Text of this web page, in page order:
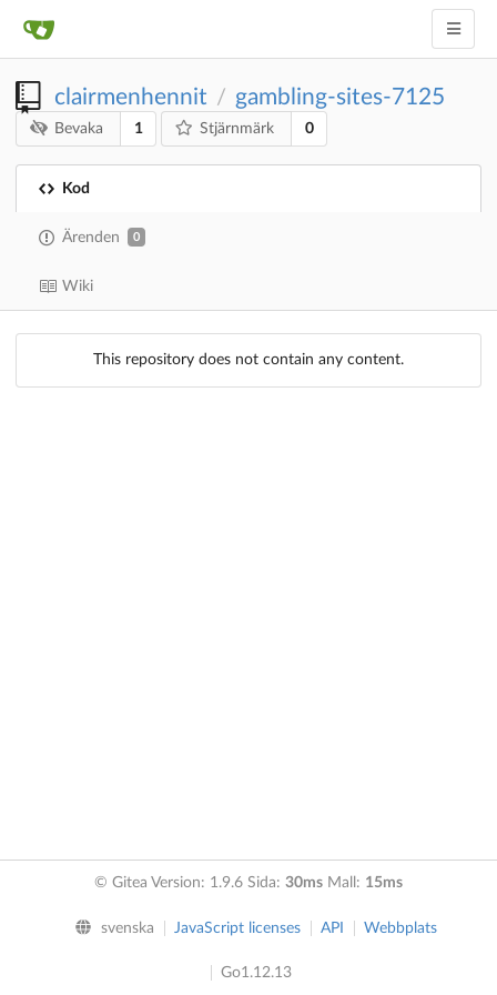
clairmenhennit / gambling-sites-7125
Bevaka 1 Stjärnmärk 0
Kod
Ärenden 0
Wiki
This repository does not contain any content.
© Gitea Version: 1.9.6 Sida: 30ms Mall: 15ms
svenska JavaScript licenses API Webbplats
Go1.12.13